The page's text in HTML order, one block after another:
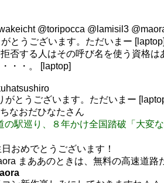
@toripocca @lamisil3
とうございます。ただいまー [laptop]
否する人はその呼び名を使う資格は
・・。 [laptop]
がとうございます。ただいまー
なおだひなたさん
の駅巡り、８年かけ全国踏破「大変
おめでとうございます！
まああのときは、無料の高速道